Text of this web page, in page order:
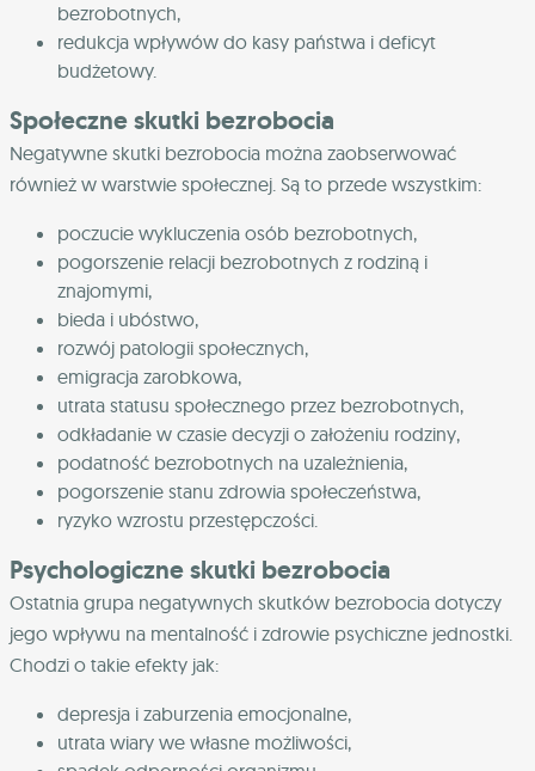
bezrobotnych,
redukcja wpływów do kasy państwa i deficyt
budżetowy.
Społeczne skutki bezrobocia
Negatywne skutki bezrobocia można zaobserwować
również w warstwie społecznej. Są to przede wszystkim:
poczucie wykluczenia osób bezrobotnych,
pogorszenie relacji bezrobotnych z rodziną i
znajomymi,
bieda i ubóstwo,
rozwój patologii społecznych,
emigracja zarobkowa,
utrata statusu społecznego przez bezrobotnych,
odkładanie w czasie decyzji o założeniu rodziny,
podatność bezrobotnych na uzależnienia,
pogorszenie stanu zdrowia społeczeństwa,
ryzyko wzrostu przestępczości.
Psychologiczne skutki bezrobocia
Ostatnia grupa negatywnych skutków bezrobocia dotyczy
jego wpływu na mentalność i zdrowie psychiczne jednostki.
Chodzi o takie efekty jak:
depresja i zaburzenia emocjonalne,
utrata wiary we własne możliwości,